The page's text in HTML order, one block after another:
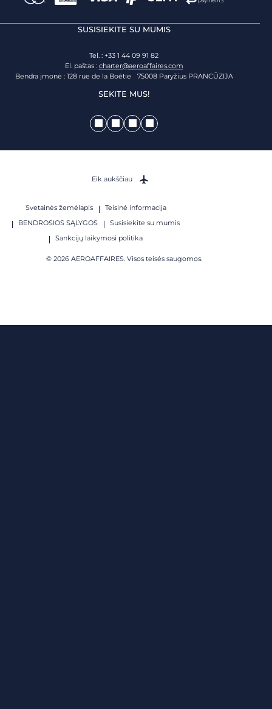
SUSISIEKITE SU MUMIS
Tel. : +33 1 44 09 91 82
El. paštas : charter@aeroaffaires.com
Bendra įmonė : 128 rue de la Boétie 75008 Paryžius PRANCŪZIJA
SEKITE MUS!
Svetainės žemėlapis
Teisinė informacija
BENDROSIOS SĄLYGOS
Susisiekite su mumis
Sankcijų laikymosi politika
© 2026 AEROAFFAIRES. Visos teisės saugomos.
Eik aukščiau